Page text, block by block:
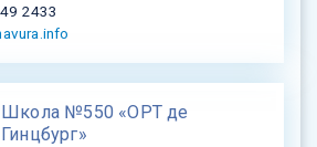
2433
Школа №550 «ОРТ де
Гинцбург»